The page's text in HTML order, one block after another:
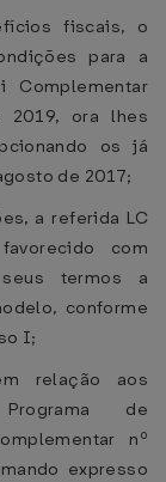
fiscais, o
para a
Complementar
2019, ora lhes
os já
de 2017;
a referida LC
com
termos a
conforme
I;
relação aos
de
nº
expresso